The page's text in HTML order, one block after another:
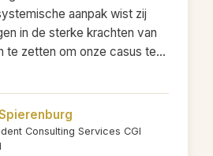
aanpak wist zij
in de sterke krachten van
te zetten om onze casus te
een plan van aanpak
doorpakken. Dank,
samenwerking en je
Consulting Services CGI